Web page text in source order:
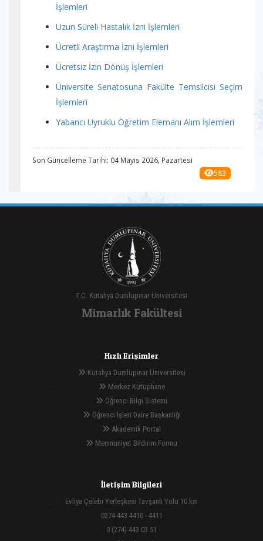
İşlemleri
Uzun Süreli Hastalık İzni İşlemleri
Ücretli Araştırma İzni İşlemleri
Ücretsiz İzin Dönüş İşlemleri
Üniversite Senatosuna Fakülte Temsilcisi Seçim
İşlemleri
Yabancı Uyruklu Öğretim Elemanı Alım İşlemleri
Son Güncelleme Tarihi: 04 Mayıs 2026, Pazartesi
583
T.C. Kütahya Dumlupınar Üniversitesi
Mimarlık Fakültesi
Hızlı Erişimler
Kütahya Dumlupınar Üniversitesi
Merkez Kütüphane
Öğrenci Bilgi Sistemi
Öğrenci İşleri Daire Başkanlığı
Akademik Portal
Memnuniyet Bildirim Formu
İletişim Bilgileri
Evliya Çelebi Yerleşkesi Tavşanlı Yolu 10.km
0274 443 4410 - 4411
0 (274) 443 03 51